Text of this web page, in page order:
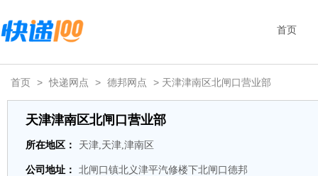
首页
首页 > 快递网点 > 德邦网点 > 天津津南区北闸口营业部
天津津南区北闸口营业部
所在地区： 天津,天津,津南区
公司地址： 北闸口镇北义津平汽修楼下北闸口德邦